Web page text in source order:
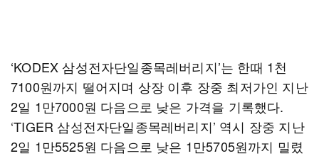
‘KODEX 삼성전자단일종목레버리지’는 한때 1천
7100원까지 떨어지며 상장 이후 장중 최저가인 지난
2일 1만7000원 다음으로 낮은 가격을 기록했다.
‘TIGER 삼성전자단일종목레버리지’ 역시 장중 지난
2일 1만5525원 다음으로 낮은 1만5705원까지 밀렸